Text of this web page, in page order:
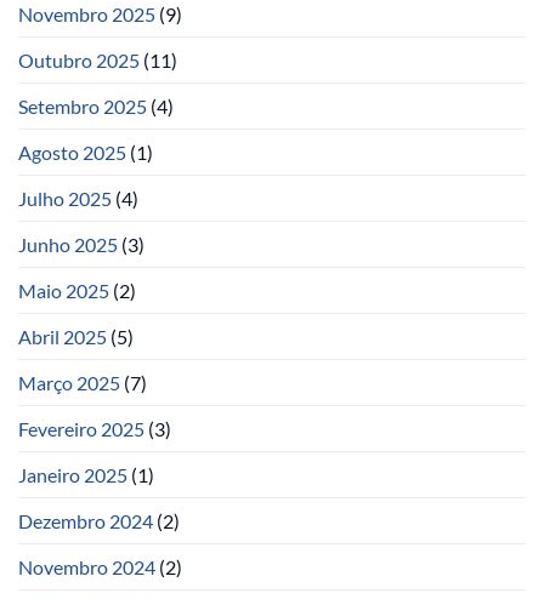
Novembro 2025 (9)
Outubro 2025 (11)
Setembro 2025 (4)
Agosto 2025 (1)
Julho 2025 (4)
Junho 2025 (3)
Maio 2025 (2)
Abril 2025 (5)
Março 2025 (7)
Fevereiro 2025 (3)
Janeiro 2025 (1)
Dezembro 2024 (2)
Novembro 2024 (2)